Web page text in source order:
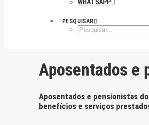
WHATSAPP
PESQUISAR
Aposentados e
Aposentados e pensionistas
benefícios e serviços